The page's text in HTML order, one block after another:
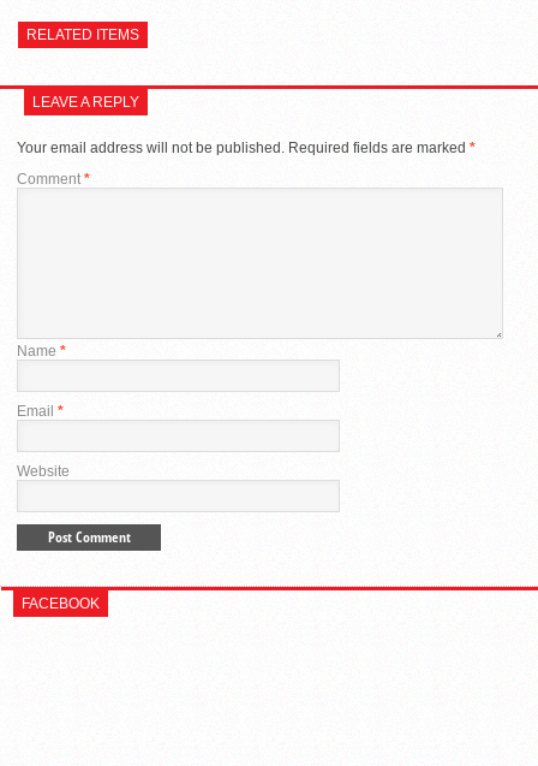
RELATED ITEMS
LEAVE A REPLY
Your email address will not be published. Required fields are marked *
Comment*
Name *
Email *
Website
FACEBOOK